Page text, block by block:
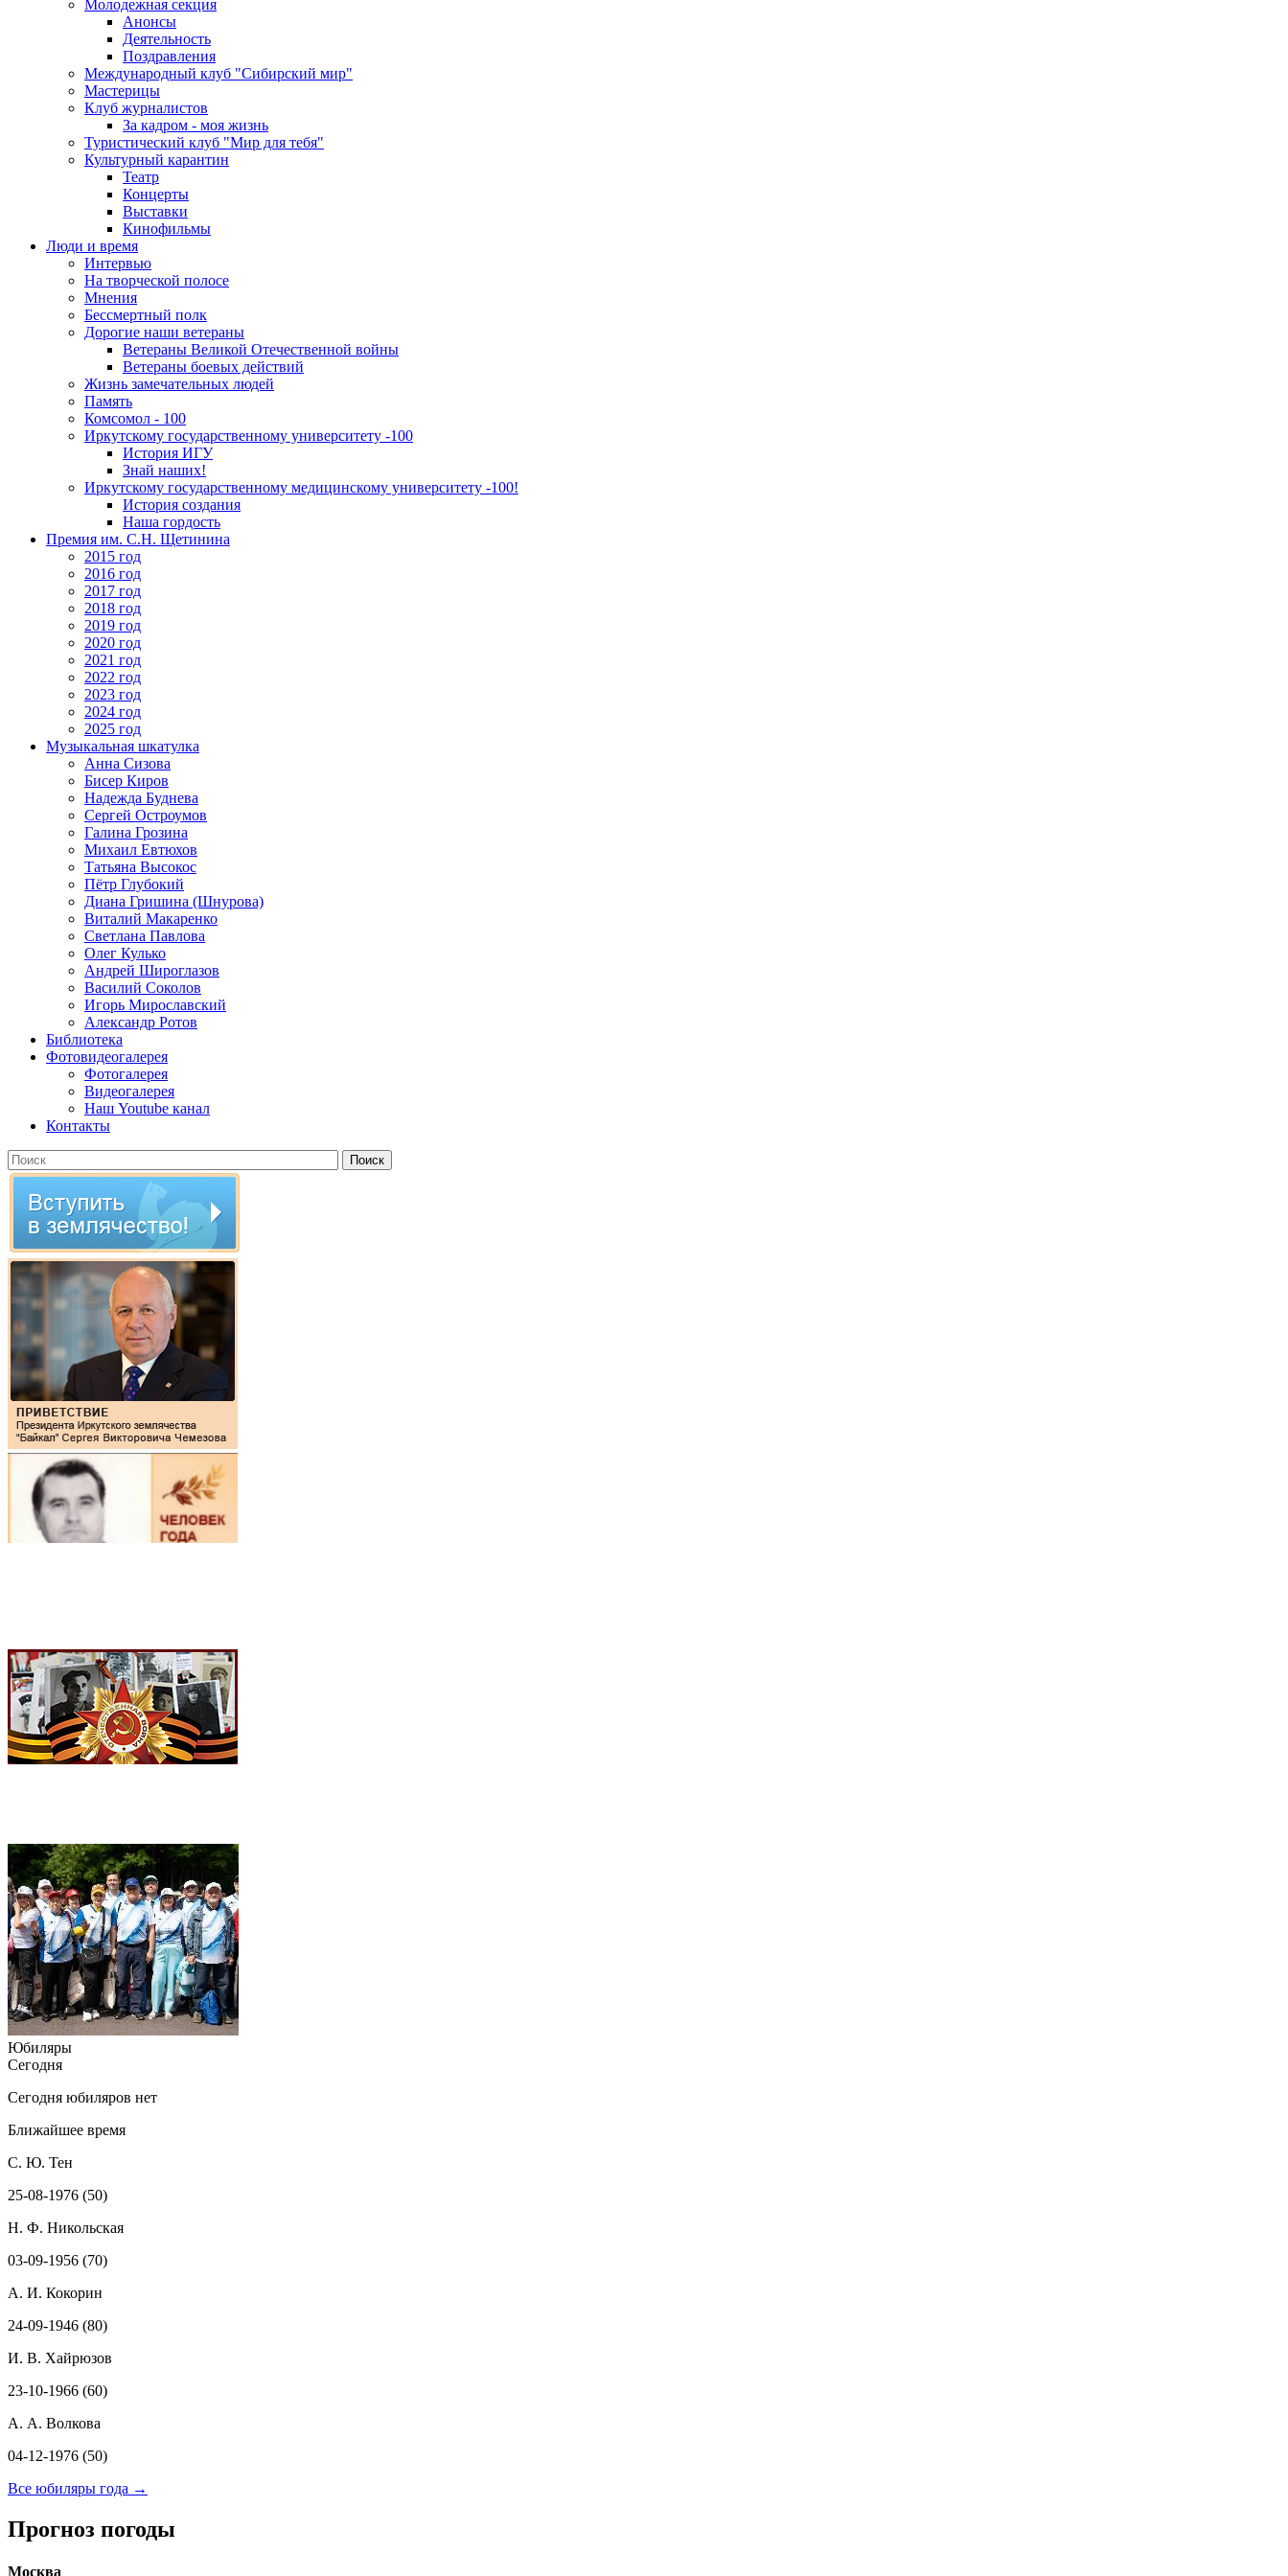
Молодежная секция
Анонсы
Деятельность
Поздравления
Международный клуб "Сибирский мир"
Мастерицы
Клуб журналистов
За кадром - моя жизнь
Туристический клуб "Мир для тебя"
Культурный карантин
Театр
Концерты
Выставки
Кинофильмы
Люди и время
Интервью
На творческой полосе
Мнения
Бессмертный полк
Дорогие наши ветераны
Ветераны Великой Отечественной войны
Ветераны боевых действий
Жизнь замечательных людей
Память
Комсомол - 100
Иркутскому государственному университету -100
История ИГУ
Знай наших!
Иркутскому государственному медицинскому университету -100!
История создания
Наша гордость
Премия им. С.Н. Щетинина
2015 год
2016 год
2017 год
2018 год
2019 год
2020 год
2021 год
2022 год
2023 год
2024 год
2025 год
Музыкальная шкатулка
Анна Сизова
Бисер Киров
Надежда Буднева
Сергей Остроумов
Галина Грозина
Михаил Евтюхов
Татьяна Высокос
Пётр Глубокий
Диана Гришина (Шнурова)
Виталий Макаренко
Светлана Павлова
Олег Кулько
Андрей Широглазов
Василий Соколов
Игорь Мирославский
Александр Ротов
Библиотека
Фотовидеогалерея
Фотогалерея
Видеогалерея
Наш Youtube канал
Контакты
Юбиляры
Сегодня
Сегодня юбиляров нет
Ближайшее время
С. Ю. Тен
25-08-1976 (50)
Н. Ф. Никольская
03-09-1956 (70)
А. И. Кокорин
24-09-1946 (80)
И. В. Хайрюзов
23-10-1966 (60)
А. А. Волкова
04-12-1976 (50)
Все юбиляры года →
Прогноз погоды
Москва